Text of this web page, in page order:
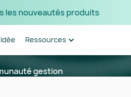
les nouveautés produits
Idée Ressources
gestion